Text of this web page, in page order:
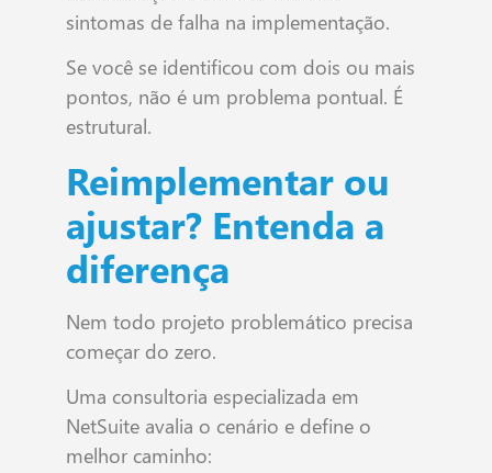
sintomas de falha na implementação.
Se você se identificou com dois ou mais
pontos, não é um problema pontual. É
estrutural.
Reimplementar ou
ajustar? Entenda a
diferença
Nem todo projeto problemático precisa
começar do zero.
Uma consultoria especializada em
NetSuite avalia o cenário e define o
melhor caminho: